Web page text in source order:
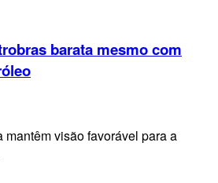
barata mesmo com
mantêm visão favorável para a